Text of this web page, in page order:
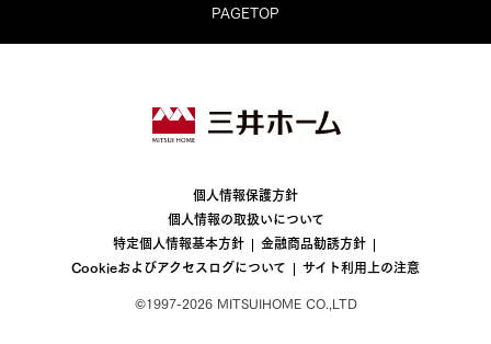
PAGETOP
個人情報保護方針
個人情報の取扱いについて
特定個人情報基本方針
金融商品勧誘方針
Cookieおよびアクセスログについて
サイト利用上の注意
©1997-2026 MITSUIHOME CO.,LTD